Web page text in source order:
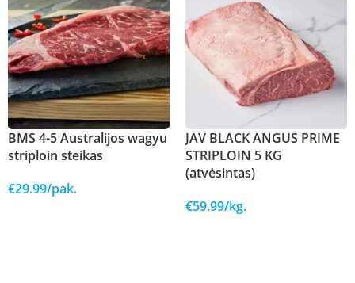
BMS 4-5 Australijos wagyu
striploin steikas
€29.99/pak.
JAV BLACK ANGUS PRIME
STRIPLOIN 5 KG
(atvėsintas)
€59.99/kg.